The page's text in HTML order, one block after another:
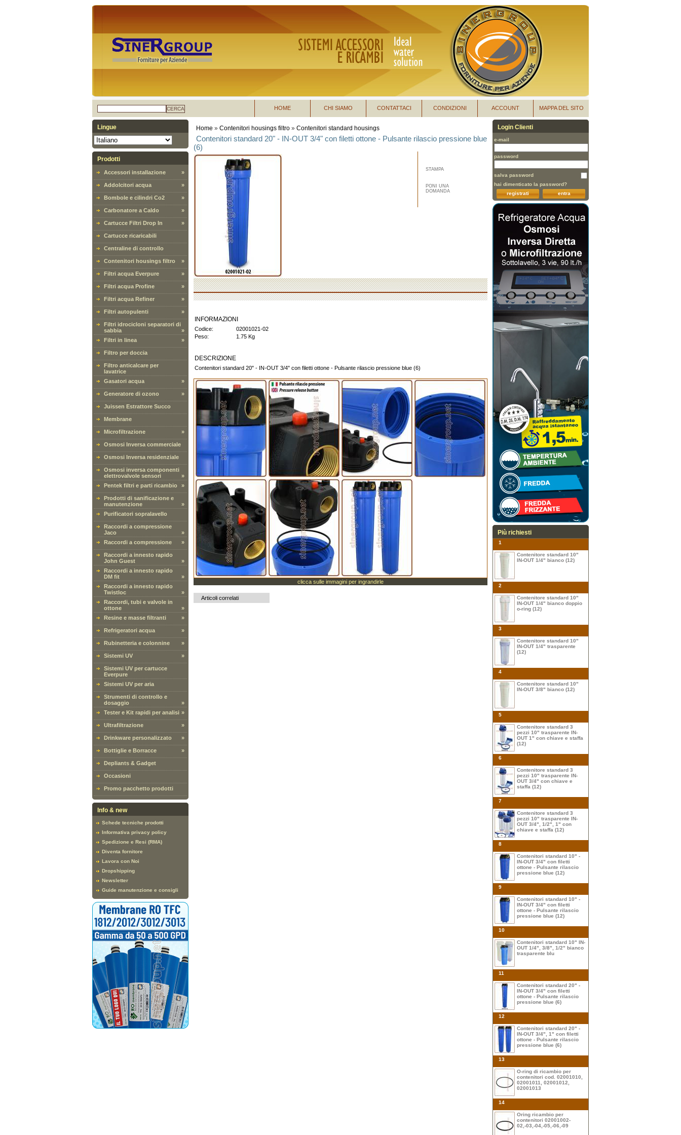
CERCA MAPPA DEL SITO
ACCOUNT
CONDIZIONI
CONTATTACI
CHI SIAMO
HOME
Lingue
Prodotti
Accessori installazione »
Addolcitori acqua »
Bombole e cilindri Co2 »
Carbonatore a Caldo »
Cartucce Filtri Drop In »
Cartucce ricaricabili
Centraline di controllo
Contenitori housings filtro »
Filtri acqua Everpure »
Filtri acqua Profine »
Filtri acqua Refiner »
Filtri autopulenti »
Filtri idrocicloni separatori di
sabbia
»
Filtri in linea
»
Filtro per doccia
Filtro anticalcare per
lavatrice
Gasatori acqua
»
Generatore di ozono »
Juissen Estrattore Succo
Membrane
Microfiltrazione »
Osmosi Inversa commerciale
Osmosi Inversa residenziale
Osmosi inversa componenti
elettrovalvole sensori
»
Pentek filtri e parti ricambio
»
Prodotti di sanificazione e
manutenzione
»
Purificatori sopralavello
Raccordi a compressione
Jaco
»
Raccordi a compressione
»
Raccordi a innesto rapido
John Guest
»
Raccordi a innesto rapido
DM fit
»
Raccordi a innesto rapido
Twistloc
»
Raccordi, tubi e valvole in
ottone
»
Resine e masse filtranti
»
Refrigeratori acqua »
Rubinetteria e colonnine »
Sistemi UV »
Sistemi UV per cartucce
Everpure
Sistemi UV per aria
Strumenti di controllo e
dosaggio
»
Tester e Kit rapidi per analisi »
Ultrafiltrazione »
Drinkware personalizzato »
Bottiglie e Borracce »
Depliants & Gadget
Occasioni
Promo pacchetto prodotti
Info & new
Schede tecniche prodotti
Informativa privacy policy
Spedizione e Resi (RMA)
Diventa fornitore
Lavora con Noi
Dropshipping
Newsletter
Guide manutenzione e consigli
Home » Contenitori housings filtro » Contenitori standard housings
Contenitori standard 20" - IN-OUT 3/4" con filetti ottone - Pulsante rilascio pressione blue
(6)
STAMPA
PONI UNA
DOMANDA
INFORMAZIONI
Codice:
02001021-02
Peso:
1.75 Kg
DESCRIZIONE
Contenitori standard 20" - IN-OUT 3/4" con filetti ottone - Pulsante rilascio pressione blue (6)
clicca sulle immagini per ingrandirle
Articoli correlati
Login Clienti
e-mail
password
salva password
hai dimenticato la password?
entra
registrati
Più richiesti
1
Contenitore standard 10"
IN-OUT 1/4" bianco (12)
2
Contenitore standard 10"
IN-OUT 1/4" bianco doppio
o-ring (12)
3
Contenitore standard 10"
IN-OUT 1/4" trasparente
(12)
4
Contenitore standard 10"
IN-OUT 3/8" bianco (12)
5
Contenitore standard 3
pezzi 10" trasparente IN-
OUT 1" con chiave e staffa
(12)
6
Contenitore standard 3
pezzi 10" trasparente IN-
OUT 3/4" con chiave e
staffa (12)
7
Contenitore standard 3
pezzi 10" trasparente IN-
OUT 3/4", 1/2", 1" con
chiave e staffa (12)
8
Contenitori standard 10" -
IN-OUT 3/4" con filetti
ottone - Pulsante rilascio
pressione blue (12)
9
Contenitori standard 10" -
IN-OUT 3/4" con filetti
ottone - Pulsante rilascio
pressione blue (12)
10
Contenitori standard 10" IN-
OUT 1/4", 3/8", 1/2" bianco
trasparente blu
11
Contenitori standard 20" -
IN-OUT 3/4" con filetti
ottone - Pulsante rilascio
pressione blue (6)
12
Contenitori standard 20" -
IN-OUT 3/4", 1" con filetti
ottone - Pulsante rilascio
pressione blue (6)
13
O-ring di ricambio per
contenitori cod. 02001010,
02001011, 02001012,
02001013
14
Oring ricambio per
contenitori 02001002-
02,-03,-04,-05,-06,-09